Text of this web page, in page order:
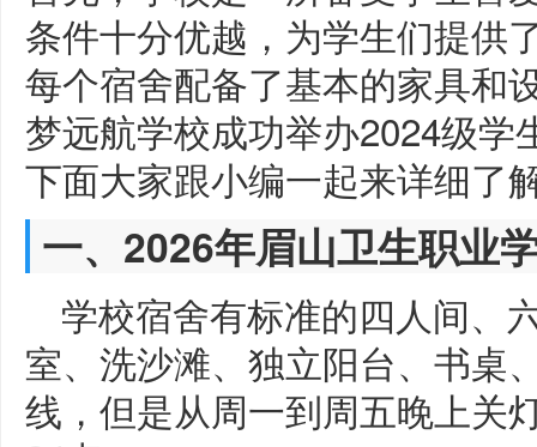
条件十分优越，为学生们提供
每个宿舍配备了基本的家具和
梦远航学校成功举办2024级
下面大家跟小编一起来详细了
一、2026年眉山卫生职业
学校宿舍有标准的四人间、
室、洗沙滩、独立阳台、书桌
线，但是从周一到周五晚上关